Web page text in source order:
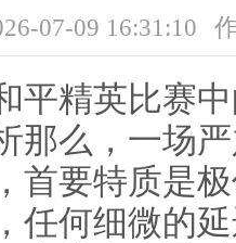
07-09 16:31:10
平精英比赛
那么，一场
首要特质是
任何细微的